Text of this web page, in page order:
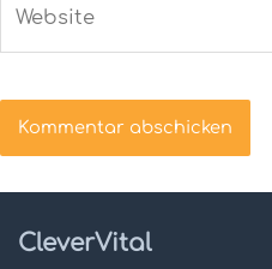
CleverVital